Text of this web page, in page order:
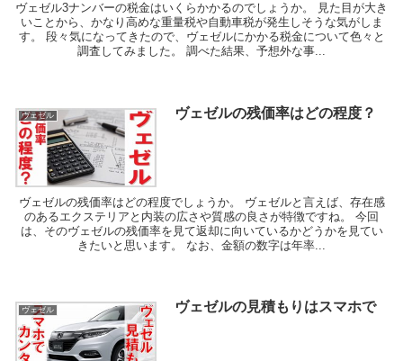
ヴェゼル3ナンバーの税金はいくらかかるのでしょうか。 見た目が大き
いことから、かなり高めな重量税や自動車税が発生しそうな気がしま
す。 段々気になってきたので、ヴェゼルにかかる税金について色々と
調査してみました。 調べた結果、予想外な事...
ヴェゼル ヴェゼルの残価率はどの程度？
ヴェゼルの残価率はどの程度でしょうか。 ヴェゼルと言えば、存在感
のあるエクステリアと内装の広さや質感の良さが特徴ですね。 今回
は、そのヴェゼルの残価率を見て返却に向いているかどうかを見てい
きたいと思います。 なお、金額の数字は年率...
ヴェゼル ヴェゼルの見積もりはスマホで